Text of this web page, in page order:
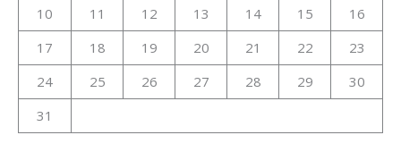
10
11 12 13 14 15
16
17
18 19 20 21 22
23
24
25 26 27 28 29
30
31